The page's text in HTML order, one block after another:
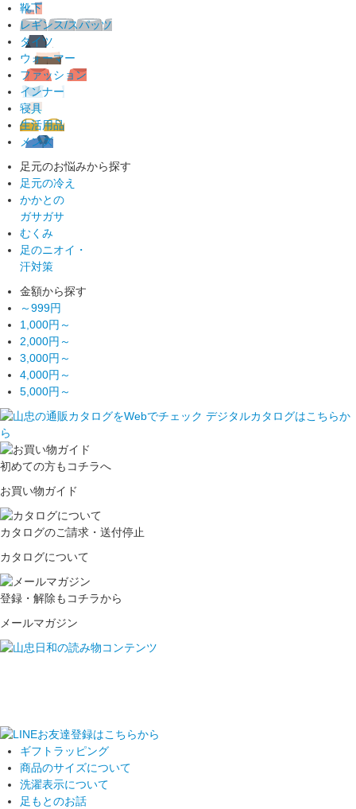
靴下
レギンス/スパッツ
タイツ
ウォーマー
ファッション
インナー
寝具
生活用品
メンズ
足元のお悩みから探す
足元の冷え
かかとの
ガサガサ
むくみ
足のニオイ・
汗対策
金額から探す
～999円
1,000円～
2,000円～
3,000円～
4,000円～
5,000円～
初めての方もコチラへ
お買い物ガイド
カタログのご請求・送付停止
カタログについて
登録・解除もコチラから
メールマガジン
ギフトラッピング
商品のサイズについて
洗濯表示について
足もとのお話